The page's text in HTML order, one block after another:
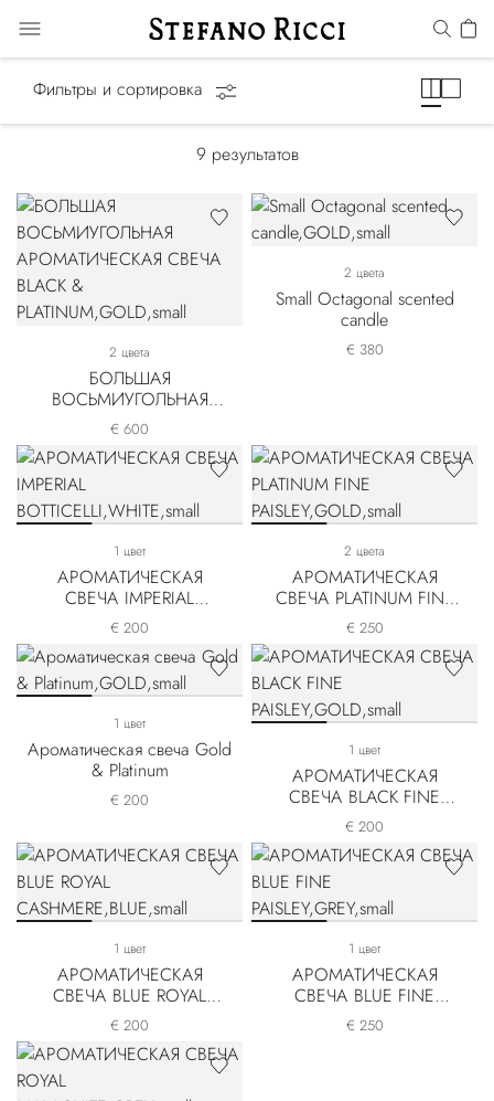
Фильтры и сортировка
9 результатов
2 цвета
БОЛЬШАЯ
ВОСЬМИУГОЛЬНАЯ
АРОМАТИЧЕСКАЯ
СВЕЧА BLACK &
PLATINUM
€ 600
2 цвета
Small Octagonal scented
candle
€ 380
1 цвет
АРОМАТИЧЕСКАЯ
СВЕЧА IMPERIAL
BOTTICELLI
€ 200
2 цвета
АРОМАТИЧЕСКАЯ
СВЕЧА PLATINUM FINE
PAISLEY
€ 250
1 цвет
Ароматическая свеча Gold
& Platinum
€ 200
1 цвет
АРОМАТИЧЕСКАЯ
СВЕЧА BLACK FINE
PAISLEY
€ 200
1 цвет
АРОМАТИЧЕСКАЯ
СВЕЧА BLUE ROYAL
CASHMERE
€ 200
1 цвет
АРОМАТИЧЕСКАЯ
СВЕЧА BLUE FINE
PAISLEY
€ 250